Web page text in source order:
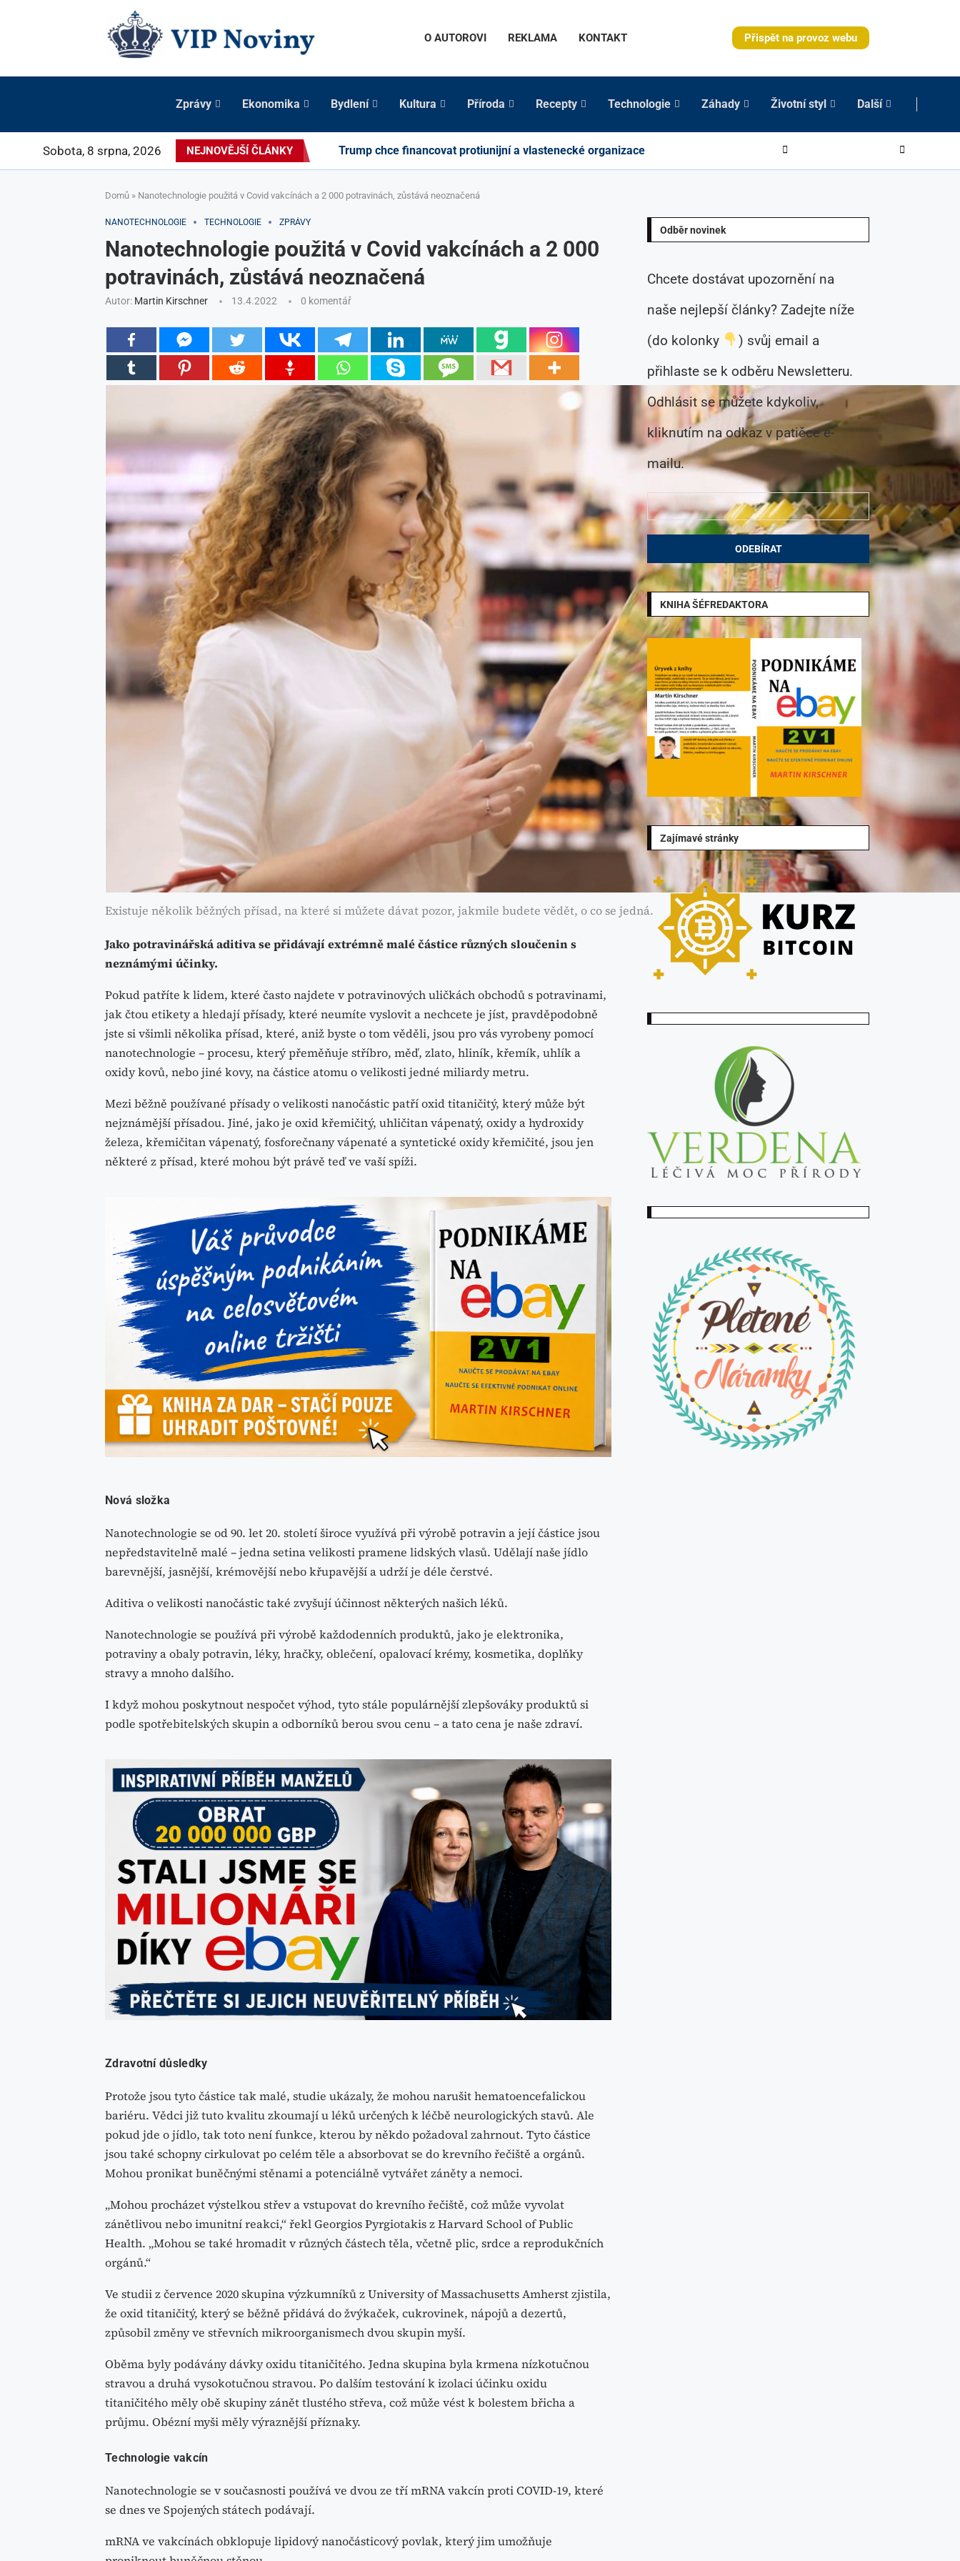
O AUTOROVI REKLAMA KONTAKT Přispět na provoz webu
Zprávy Ekonomika Bydlení Kultura Příroda Recepty Technologie Záhady Životní styl Další
Sobota, 8 srpna, 2026 NEJNOVĚJŠÍ ČLÁNKY Trump chce financovat protiunijní a vlastenecké organizace
Domů » Nanotechnologie použitá v Covid vakcínách a 2 000 potravinách, zůstává neoznačená
NANOTECHNOLOGIE TECHNOLOGIE ZPRÁVY
Nanotechnologie použitá v Covid vakcínách a 2 000
potravinách, zůstává neoznačená
Autor: Martin Kirschner 13.4.2022 0 komentář
Existuje několik běžných přísad, na které si můžete dávat pozor, jakmile budete vědět, o co se jedná.
Jako potravinářská aditiva se přidávají extrémně malé částice různých sloučenin s
neznámými účinky.
Pokud patříte k lidem, které často najdete v potravinových uličkách obchodů s potravinami,
jak čtou etikety a hledají přísady, které neumíte vyslovit a nechcete je jíst, pravděpodobně
jste si všimli několika přísad, které, aniž byste o tom věděli, jsou pro vás vyrobeny pomocí
nanotechnologie – procesu, který přeměňuje stříbro, měď, zlato, hliník, křemík, uhlík a
oxidy kovů, nebo jiné kovy, na částice atomu o velikosti jedné miliardy metru.
Mezi běžně používané přísady o velikosti nanočástic patří oxid titaničitý, který může být
nejznámější přísadou. Jiné, jako je oxid křemičitý, uhličitan vápenatý, oxidy a hydroxidy
železa, křemičitan vápenatý, fosforečnany vápenaté a syntetické oxidy křemičité, jsou jen
některé z přísad, které mohou být právě teď ve vaší spíži.
Nová složka
Nanotechnologie se od 90. let 20. století široce využívá při výrobě potravin a její částice jsou
nepředstavitelně malé – jedna setina velikosti pramene lidských vlasů. Udělají naše jídlo
barevnější, jasnější, krémovější nebo křupavější a udrží je déle čerstvé.
Aditiva o velikosti nanočástic také zvyšují účinnost některých našich léků.
Nanotechnologie se používá při výrobě každodenních produktů, jako je elektronika,
potraviny a obaly potravin, léky, hračky, oblečení, opalovací krémy, kosmetika, doplňky
stravy a mnoho dalšího.
I když mohou poskytnout nespočet výhod, tyto stále populárnější zlepšováky produktů si
podle spotřebitelských skupin a odborníků berou svou cenu – a tato cena je naše zdraví.
Zdravotní důsledky
Protože jsou tyto částice tak malé, studie ukázaly, že mohou narušit hematoencefalickou
bariéru. Vědci již tuto kvalitu zkoumají u léků určených k léčbě neurologických stavů. Ale
pokud jde o jídlo, tak toto není funkce, kterou by někdo požadoval zahrnout. Tyto částice
jsou také schopny cirkulovat po celém těle a absorbovat se do krevního řečiště a orgánů.
Mohou pronikat buněčnými stěnami a potenciálně vytvářet záněty a nemoci.
„Mohou procházet výstelkou střev a vstupovat do krevního řečiště, což může vyvolat
zánětlivou nebo imunitní reakci,“ řekl Georgios Pyrgiotakis z Harvard School of Public
Health. „Mohou se také hromadit v různých částech těla, včetně plic, srdce a reprodukčních
orgánů.“
Ve studii z července 2020 skupina výzkumníků z University of Massachusetts Amherst zjistila,
že oxid titaničitý, který se běžně přidává do žvýkaček, cukrovinek, nápojů a dezertů,
způsobil změny ve střevních mikroorganismech dvou skupin myší.
Oběma byly podávány dávky oxidu titaničitého. Jedna skupina byla krmena nízkotučnou
stravou a druhá vysokotučnou stravou. Po dalším testování k izolaci účinku oxidu
titaničitého měly obě skupiny zánět tlustého střeva, což může vést k bolestem břicha a
průjmu. Obézní myši měly výraznější příznaky.
Technologie vakcín
Nanotechnologie se v současnosti používá ve dvou ze tří mRNA vakcín proti COVID-19, které
se dnes ve Spojených státech podávají.
mRNA ve vakcínách obklopuje lipidový nanočásticový povlak, který jim umožňuje
Odběr novinek
Chcete dostávat upozornění na
naše nejlepší články? Zadejte níže
(do kolonky
) svůj email a
přihlaste se k odběru Newsletteru.
Odhlásit se můžete kdykoliv,
kliknutím na odkaz v patičce e-
mailu.
KNIHA ŠÉFREDAKTORA
Zajímavé stránky